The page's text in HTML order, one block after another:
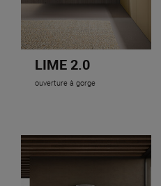
LIME 2.0
ouverture à gorge